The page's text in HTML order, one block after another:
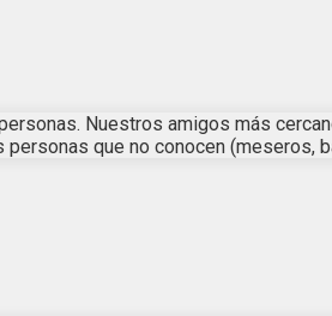
Nuestros amigos más
personas que no conocen (meseros,